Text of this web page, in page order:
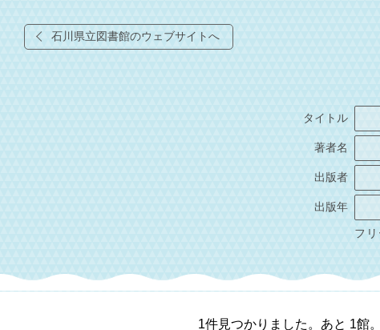
石川県立図書館のウェブサイトへ
タイトル
著者名
出版者
出版年
フ
1件見つかりました。あと 1館。